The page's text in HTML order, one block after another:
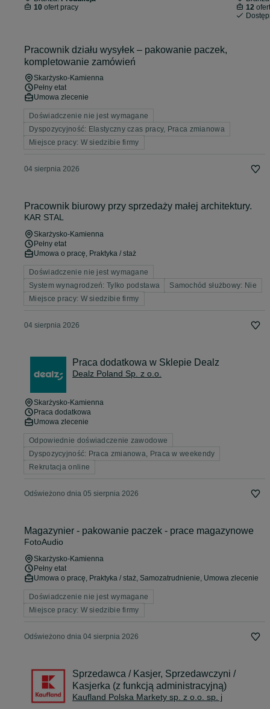
10 ofert pracy
12
Pracownik działu wysyłek – pakowanie paczek,
kompletowanie zamówień
Skarżysko-Kamienna
Pełny etat
Umowa zlecenie
Doświadczenie nie jest wymagane
Dyspozycyjność: Elastyczny czas pracy, Praca zmianowa
Miejsce pracy: W siedzibie firmy
04 sierpnia 2026
Pracownik biurowy przy sprzedaży małej architektury.
KAR STAL
Skarżysko-Kamienna
Pełny etat
Umowa o pracę, Praktyka / staż
Doświadczenie nie jest wymagane
System wynagrodzeń: Tylko podstawa
Samochód służbowy: Nie
Miejsce pracy: W siedzibie firmy
04 sierpnia 2026
Praca dodatkowa w Sklepie Dealz
Dealz Poland Sp. z o.o.
Skarżysko-Kamienna
Praca dodatkowa
Umowa zlecenie
Odpowiednie doświadczenie zawodowe
Dyspozycyjność: Praca zmianowa, Praca w weekendy
Rekrutacja online
Odświeżono dnia 05 sierpnia 2026
Magazynier - pakowanie paczek - prace magazynowe
FotoAudio
Skarżysko-Kamienna
Pełny etat
Umowa o pracę, Praktyka / staż, Samozatrudnienie, Umowa zlecenie
Doświadczenie nie jest wymagane
Miejsce pracy: W siedzibie firmy
Odświeżono dnia 04 sierpnia 2026
Sprzedawca / Kasjer, Sprzedawczyni /
Kasjerka (z funkcją administracyjną)
Kaufland Polska Markety sp. z o.o. sp. j